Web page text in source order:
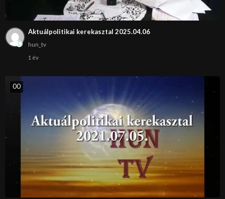
Aktuálpolitikai kerekasztal 2025.04.06
hun_tv
1 év
00